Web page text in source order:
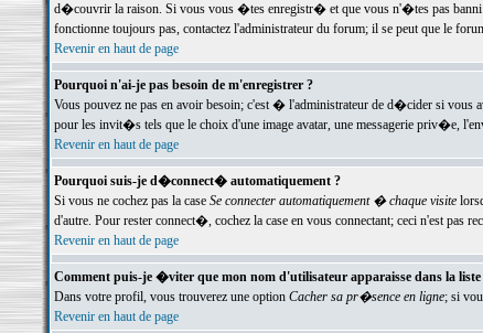
d�couvrir la raison. Si vous vous �tes enregistr� et que vous n'�tes pas
fonctionne toujours pas, contactez l'administrateur du forum; il se peut que le
Revenir en haut de page
Pourquoi n'ai-je pas besoin de m'enregistrer ?
Vous pouvez ne pas en avoir besoin; c'est � l'administrateur de d�cider si vous
pour les invit�s tels que le choix d'une image avatar, une messagerie priv�e,
Revenir en haut de page
Pourquoi suis-je d�connect� automatiquement ?
Si vous ne cochez pas la case Se connecter automatiquement � chaque visite
d'autre. Pour rester connect�, cochez la case en vous connectant; ceci n'est
Revenir en haut de page
Comment puis-je �viter que mon nom d'utilisateur apparaisse dans la liste
Dans votre profil, vous trouverez une option Cacher sa pr�sence en ligne; si
Revenir en haut de page